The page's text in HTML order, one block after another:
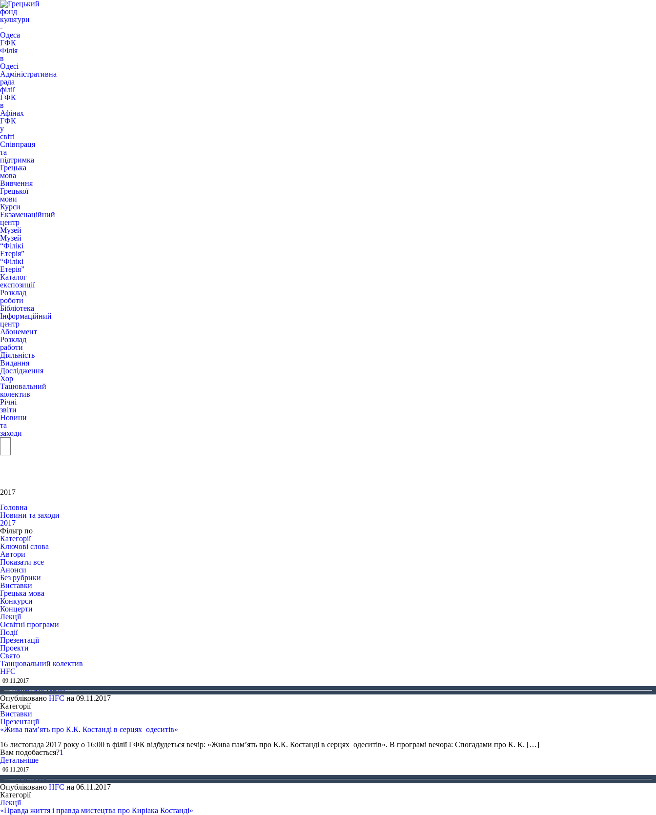
ГФК
Філія
в
Одесі
Адміністративна
рада
філії
ГФК
в
Афінах
ГФК
у
світі
Співпраця
та
підтримка
Грецька
мова
Вивчення
Грецької
мови
Курси
Екзаменаційний
центр
Музей
Музей
“Філікі
Етерія”
“Філікі
Етерія”
Каталог
експозиції
Розклад
роботи
Бібліотека
Інформаційний
центр
Абонемент
Розклад
работи
Діяльність
Видання
Дослідження
Хор
Тацювальний
колектив
Річні
звіти
Новини
та
заходи
2017
Головна
Новини та заходи
2017
Фільтр по
Категорії
Ключові слова
Автори
Показати все
Анонси
Без рубрики
Виставки
Грецька мова
Конкурси
Концерти
Лекції
Освітні програми
Події
Презентації
Проекти
Свято
Танцювальний колектив
HFC
09.11.2017
Опубліковано HFC на 09.11.2017
Категорії
Виставки
Презентації
«Жива пам’ять про К.К. Костанді в серцях одеситів»
16 листопада 2017 року о 16:00 в філії ГФК відбудеться вечір: «Жива пам’ять про К.К. Костанді в серцях одеситів». В програмі вечора: Спогадами про К. К. […]
Вам подобається?1
Детальніше
06.11.2017
Опубліковано HFC на 06.11.2017
Категорії
Лекції
«Правда життя і правда мистецтва про Киріака Костанді»